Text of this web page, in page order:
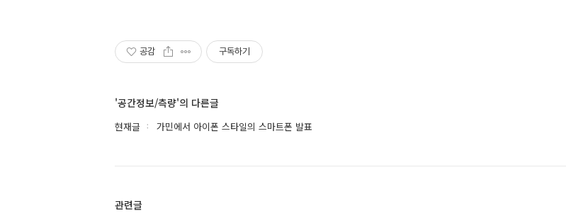
공감 구독하기
'공간정보/측량'의 다른글
현재글 가민에서 아이폰 스타일의 스마트폰 발표
관련글